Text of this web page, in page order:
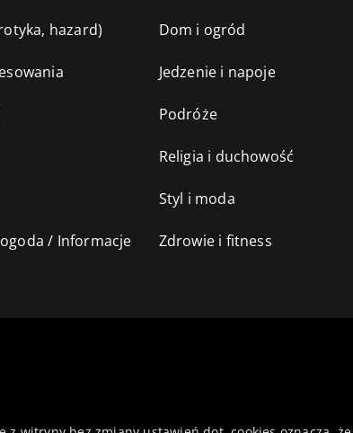
hazard) Dom i ogród
Jedzenie i napoje
Podróże
Religia i duchowość
Styl i moda
/ Informacje Zdrowie i fitness